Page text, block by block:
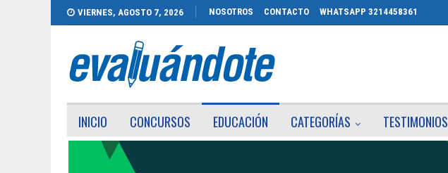
VIERNES, AGOSTO 7, 2026 NOSOTROS CONTACTO WHATSAPP 3214458361
INICIO CONCURSOS EDUCACIÓN CATEGORÍAS TESTIMONIOS